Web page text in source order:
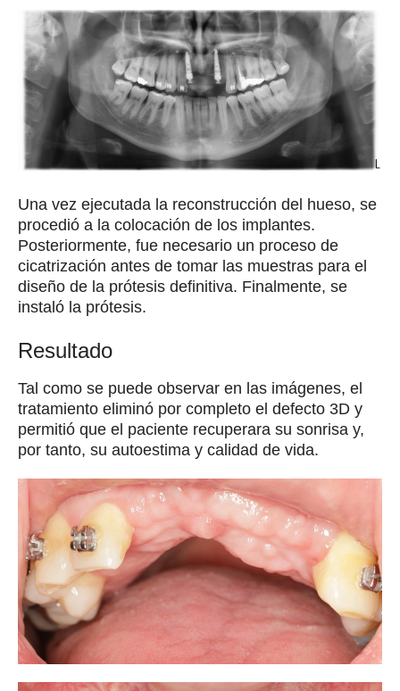
Una vez ejecutada la reconstrucción del hueso, se
procedió a la colocación de los implantes.
Posteriormente, fue necesario un proceso de
cicatrización antes de tomar las muestras para el
diseño de la prótesis definitiva. Finalmente, se
instaló la prótesis.
Resultado
Tal como se puede observar en las imágenes, el
tratamiento eliminó por completo el defecto 3D y
permitió que el paciente recuperara su sonrisa y,
por tanto, su autoestima y calidad de vida.